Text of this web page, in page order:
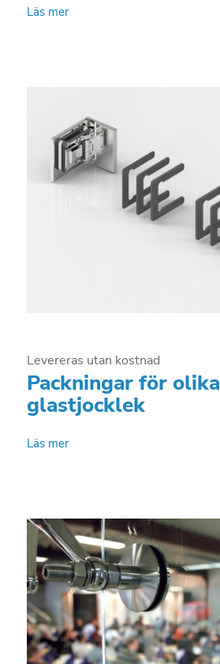
Läs mer
Levereras utan kostnad
Packningar för olika
glastjocklek
Läs mer